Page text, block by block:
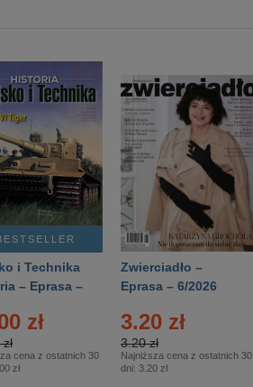
i Technika
– Eprasa –
zł
cena z ostatnich 30
zł
Zwierciadło –
Eprasa – 6/2026
3.20 zł
3.20 zł
Najniższa cena z ostatnich 30
dni: 3.20 zł